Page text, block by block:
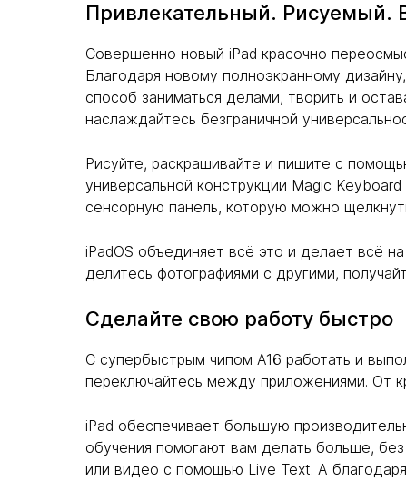
Привлекательный. Рисуемый.
Совершенно новый iPad красочно
Благодаря новому полноэкранному
способ заниматься делами, творить и
наслаждайтесь безграничной
Рисуйте, раскрашивайте и пишите с
универсальной конструкции Magic
сенсорную панель, которую можно
iPadOS объединяет всё это и делает всё
делитесь фотографиями с другими,
Сделайте свою работу быстро
С супербыстрым чипом A16 работать и
переключайтесь между приложениями. От
iPad обеспечивает большую
обучения помогают вам делать больше,
или видео с помощью Live Text. А